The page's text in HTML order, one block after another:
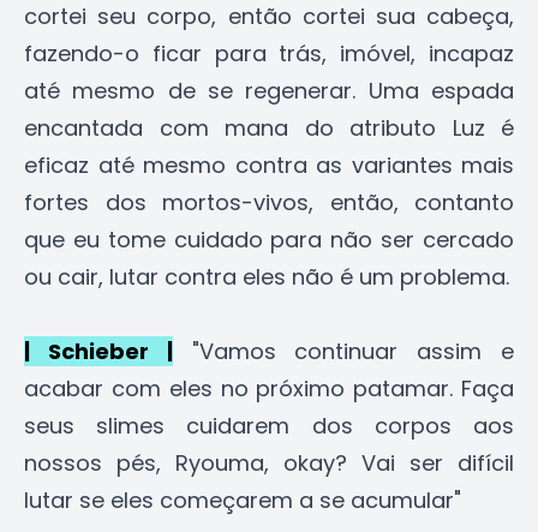
cortei seu corpo, então cortei sua cabeça,
fazendo-o ficar para trás, imóvel, incapaz
até mesmo de se regenerar. Uma espada
encantada com mana do atributo Luz é
eficaz até mesmo contra as variantes mais
fortes dos mortos-vivos, então, contanto
que eu tome cuidado para não ser cercado
ou cair, lutar contra eles não é um problema.
| Schieber |"Vamos continuar assim e
acabar com eles no próximo patamar. Faça
seus slimes cuidarem dos corpos aos
nossos pés, Ryouma, okay? Vai ser difícil
lutar se eles começarem a se acumular"